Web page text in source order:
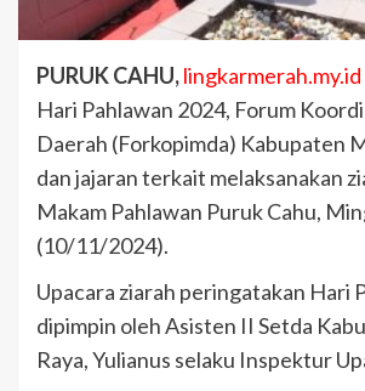
PURUK CAHU,lingkarmerah.my.id
Hari Pahlawan 2024, Forum
Daerah (Forkopimda) Kabupaten
dan jajaran terkait melaksanakan
Makam Pahlawan Puruk Cahu,
(10/11/2024).
Upacara ziarah peringatakan Hari
dipimpin oleh Asisten II Setda
Raya, Yulianus selaku Inspektur